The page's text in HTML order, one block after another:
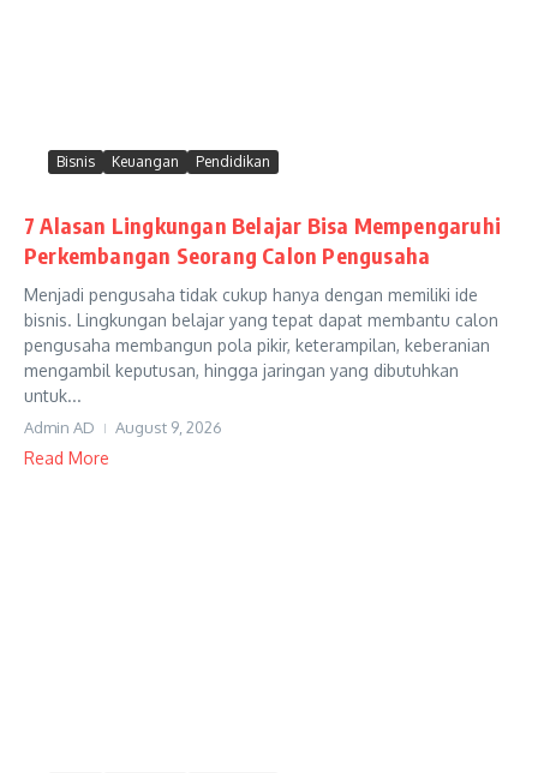
Bisnis Keuangan Pendidikan
7 Alasan Lingkungan Belajar Bisa Mempengaruhi
Perkembangan Seorang Calon Pengusaha
Menjadi pengusaha tidak cukup hanya dengan memiliki ide
bisnis. Lingkungan belajar yang tepat dapat membantu calon
pengusaha membangun pola pikir, keterampilan, keberanian
mengambil keputusan, hingga jaringan yang dibutuhkan
untuk...
Admin AD August 9, 2026
Read More